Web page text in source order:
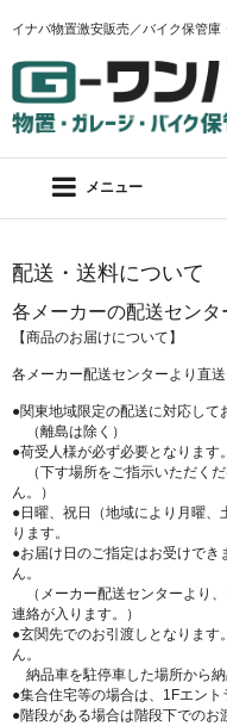
イナバ物置激安販売／バイク保管
メニュー
配送・送料について
各メーカーの配送センタ
【商品のお届けについて】
各メーカー配送センターより直送
●関東地域限定の配送に対応して
（離島は除く）
●荷受人様が必ず必要となります。
（下す場所をご指示いただく
ん。）
●日曜、祝日（地域により月曜
ります。
●お届け日のご指定はお受けで
ん。
（メーカー配送センターより
連絡が入ります。）
●玄関先でのお引渡しとなりま
ん。
納品車を駐停車した場所から納
●集合住宅等の場合は、1Fエント
●階段がある場合は階段下でのお